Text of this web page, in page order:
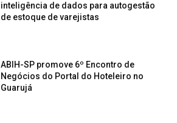
inteligência de dados para autogestão
de estoque de varejistas
ABIH-SP promove 6º Encontro de
Negócios do Portal do Hoteleiro no
Guarujá